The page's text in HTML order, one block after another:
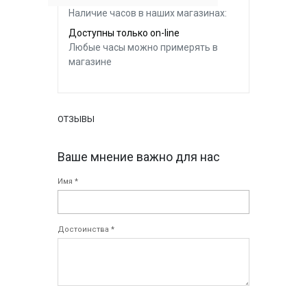
Наличие часов в наших магазинах:
Доступны только on-line
Любые часы можно примерять в
магазине
ОТЗЫВЫ
Ваше мнение важно для нас
Имя *
Достоинства *